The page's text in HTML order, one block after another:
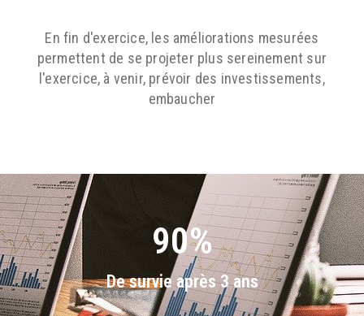
En fin d'exercice, les améliorations mesurées
permettent de se projeter plus sereinement sur
l'exercice, à venir, prévoir des investissements,
embaucher
De survie après 3 ans
90%